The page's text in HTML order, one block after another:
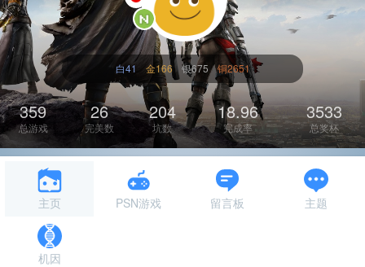
白41 金166 银675 铜2651
359
总游戏
26
完美数
204
坑数
18.96
完成率
3533
总奖杯
主页 PSN游戏 留言板 主题
机因